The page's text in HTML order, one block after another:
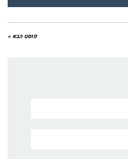
פוסט הבא »